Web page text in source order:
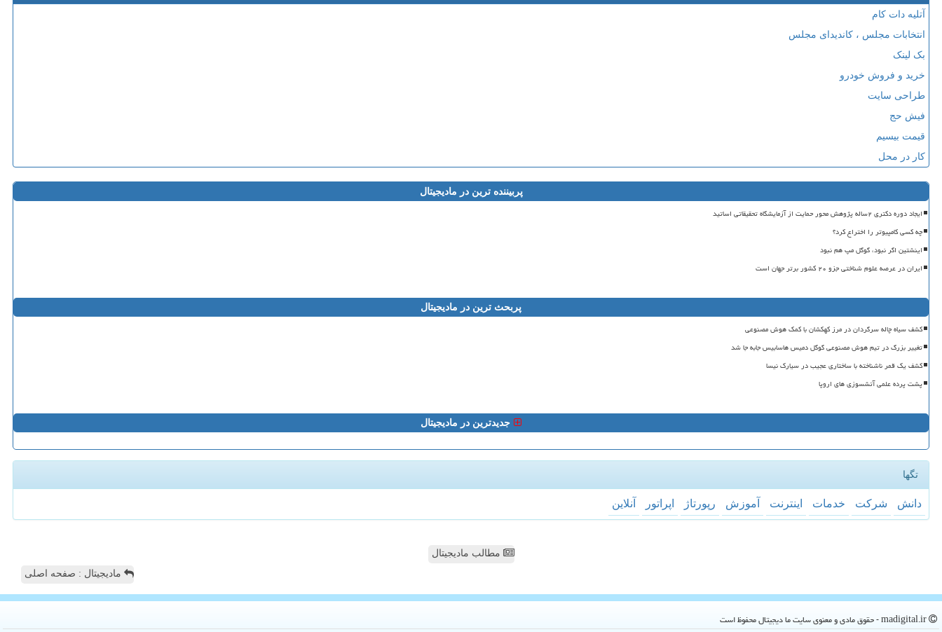
آتلیه دات کام
انتخابات مجلس ، کاندیدای مجلس
بک لینک
خرید و فروش خودرو
طراحی سایت
فیش حج
قیمت بیسیم
کار در محل
پربیننده ترین در مادیجیتال
ایجاد دوره دکتری ۲ساله پژوهش محور حمایت از آزمایشگاه تحقیقاتی اساتید
چه کسی کامپیوتر را اختراع کرد؟
اینشتین اگر نبود، گوگل مپ هم نبود
ایران در عرصه علوم شناختی جزو ۲۰ کشور برتر جهان است
پربحث ترین در مادیجیتال
کشف سیاه چاله سرگردان در مرز کهکشان با کمک هوش مصنوعی
تغییر بزرگ در تیم هوش مصنوعی گوگل دمیس هاسابیس جابه جا شد
کشف یک قمر ناشناخته با ساختاری عجیب در سیارک نیسا
پشت پرده علمی آتشسوزی های اروپا
جدیدترین در مادیجیتال
تگها
دانش شركت خدمات اینترنت آموزش رپورتاژ اپراتور آنلاین
مطالب مادیجیتال
مادیجیتال : صفحه اصلی